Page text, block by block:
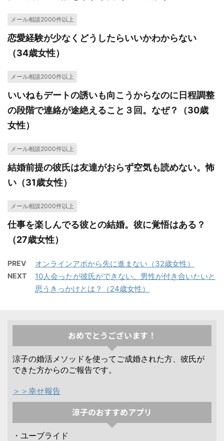
メール相談2000件以上
恋愛経験が少なくどうしたらいいかわからない
（34歳女性）
メール相談2000件以上
いいねもデートの誘いも向こうからなのに日程調整
の段階で連絡が途絶えること３回。なぜ？（30歳
女性）
メール相談2000件以上
結婚前提の彼氏は友達がおらず空気も読めない。怖
い（31歳女性）
メール相談2000件以上
仕事を楽しんでる彼との結婚。彼に覚悟はある？
（27歳女性）
PREV オンラインアポから先に進まない（32歳女性）
NEXT
10人会ったが彼氏ができない。男性が付き合いたいと
思うきっかけとは？（24歳女性）
おめでとうございます！
涼子の婚活メソッドを使ってご成婚された方、彼氏が
できた方からのご報告です。
＞＞幸せ報告
涼子のおすすめアプリ
・ユーブライド